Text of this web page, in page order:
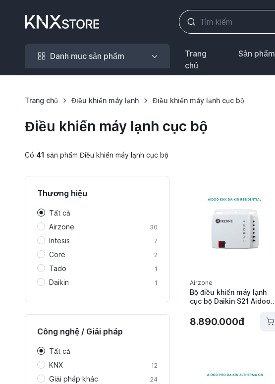
Danh mục sản phẩm
Danh mục sản phẩm
Trang
chủ
Sản phẩm
Trang chủ Điều khiển máy lạnh Điều khiển máy lạnh cục bộ
Điều khiển máy lạnh cục bộ
Có 41 sản phẩm Điều khiển máy lạnh cục bộ
Thương hiệu
Tất cả
Airzone
30
Intesis 7
Core 2
Tado 1
Daikin 1
Công nghệ / Giải pháp
Tất cả
KNX
12
Giải pháp khác 24
Airzone
Bộ điều khiển máy lạnh
cục bộ Daikin S21 Aidoo
Airzone - AZAI6KNX2DA0
8.890.000đ